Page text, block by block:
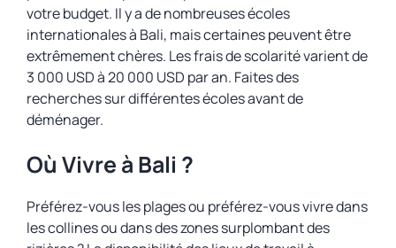
votre budget. Il y a de nombreuses écoles
internationales à Bali, mais certaines peuvent être
extrêmement chères. Les frais de scolarité varient de
3 000 USD à 20 000 USD par an. Faites des
recherches sur différentes écoles avant de
déménager.
Où Vivre à Bali ?
Préférez-vous les plages ou préférez-vous vivre dans
les collines ou dans des zones surplombant des